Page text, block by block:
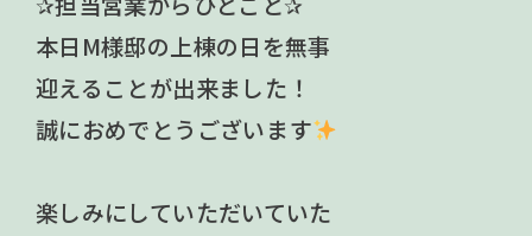
本日M様邸の上棟の日を無事
迎えることが出来ました！
誠におめでとうございます
楽しみにしていただいていた